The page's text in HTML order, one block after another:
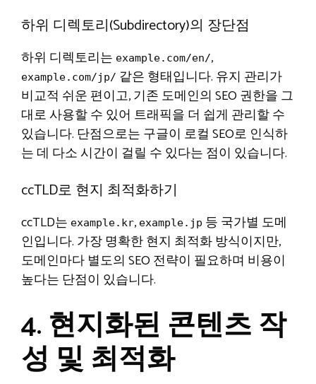
하위 디렉토리(Subdirectory)의 장단점
하위 디렉토리는 example.com/en/,
example.com/jp/ 같은 형태입니다. 유지 관리가
비교적 쉬운 편이고, 기존 도메인의 SEO 권한을 그
대로 사용할 수 있어 트래픽을 더 쉽게 관리할 수
있습니다. 단점으로는 구글이 로컬 SEO로 인식하
는 데 다소 시간이 걸릴 수 있다는 점이 있습니다.
ccTLD로 현지 최적화하기
ccTLD는 example.kr, example.jp 등 국가별 도메
인입니다. 가장 명확한 현지 최적화 방식이지만,
도메인마다 별도의 SEO 전략이 필요하며 비용이
높다는 단점이 있습니다.
4. 현지화된 콘텐츠 작
성 및 최적화